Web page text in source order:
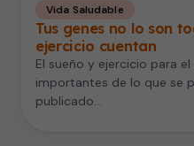
Vida Saludable
Tus genes no lo son
ejercicio cuentan
El sueño y ejercicio para
importantes de lo que se
publicado…